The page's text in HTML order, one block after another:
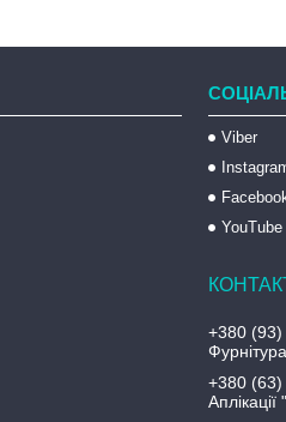
Viber
YouTube
+380
Фурнітура
+380